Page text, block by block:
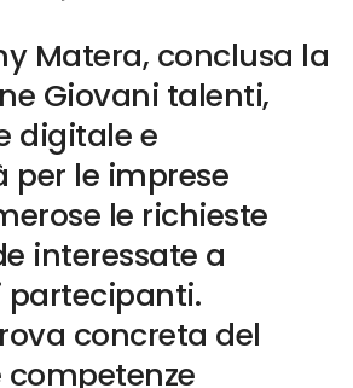
Matera, conclusa la
Giovani talenti,
digitale e
le imprese
le richieste
interessate a
partecipanti.
concreta del